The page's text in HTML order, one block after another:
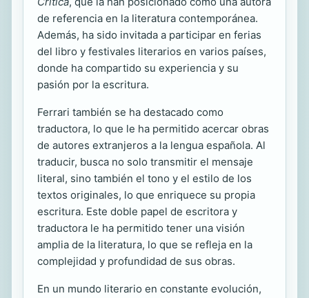
de referencia en la literatura contemporánea.
Además, ha sido invitada a participar en ferias
del libro y festivales literarios en varios países,
donde ha compartido su experiencia y su
pasión por la escritura.
Ferrari también se ha destacado como
traductora, lo que le ha permitido acercar obras
de autores extranjeros a la lengua española. Al
traducir, busca no solo transmitir el mensaje
literal, sino también el tono y el estilo de los
textos originales, lo que enriquece su propia
escritura. Este doble papel de escritora y
traductora le ha permitido tener una visión
amplia de la literatura, lo que se refleja en la
complejidad y profundidad de sus obras.
En un mundo literario en constante evolución,